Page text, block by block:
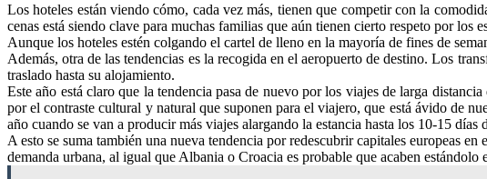
Los hoteles están viendo cómo, cada vez más, tienen que competir con la
cenas está siendo clave para muchas familias que aún tienen cierto respeto por los
Aunque los hoteles estén colgando el cartel de lleno en la mayoría de fines de
Además, otra de las tendencias es la recogida en el aeropuerto de destino. Los
traslado hasta su alojamiento.
Este año está claro que la tendencia pasa de nuevo por los viajes de larga
por el contraste cultural y natural que suponen para el viajero, que está ávido de
año cuando se van a producir más viajes alargando la estancia hasta los 10-15 días
A esto se suma también una nueva tendencia por redescubrir capitales europeas
demanda urbana, al igual que Albania o Croacia es probable que acaben